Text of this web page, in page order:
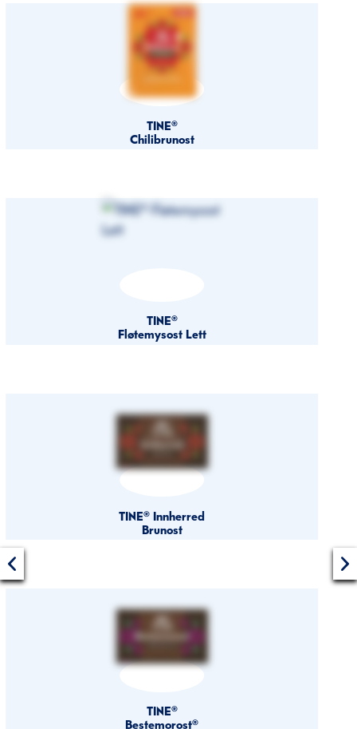
TINE®
Chilibrunost
TINE®
Fløtemysost Lett
TINE® Innherred
Brunost
TINE®
Bestemorost®